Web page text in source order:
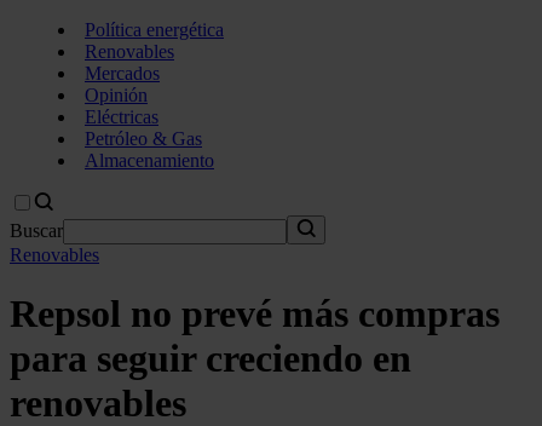
Política energética
Renovables
Mercados
Opinión
Eléctricas
Petróleo & Gas
Almacenamiento
Buscar
Renovables
Repsol no prevé más compras
para seguir creciendo en
renovables